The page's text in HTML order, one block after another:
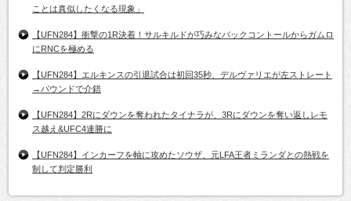
ことは真似したくなる現象」
【UFN284】衝撃の1R決着！サルキルドが巧みなバックコントールからガムロ
にRNCを極める
【UFN284】エルキンスの引退試合は初回35秒、デルヴァリエが左ストレート
→パウンドで介錯
【UFN284】2Rにダウンを奪われたタイナラが、3Rにダウンを奪い返しレモ
ス越え&UFC4連勝に
【UFN284】インカーフを軸に攻めたソウザ、元LFA王者ミランダとの熱戦を
制して判定勝利